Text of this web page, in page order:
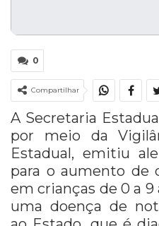
0
Compartilhar
A Secretaria
por meio da
Estadual, emitiu
para o aumento de
em crianças de 0 a
uma doença de